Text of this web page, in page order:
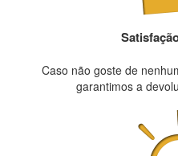
Caso não goste de
garantimos a